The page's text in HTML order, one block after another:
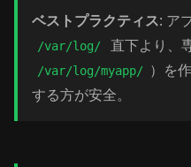
ベストプラクティス: ア
/var/log/ 直下より、
/var/log/myapp/ ）を
する方が安全。